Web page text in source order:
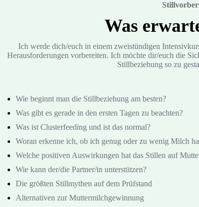
Was
Ich werde dich/euch in einem zweistündigen
Herausforderungen vorbereiten. Ich möchte dir/euch die
Stillbeziehung so zu
Wie beginnt man die Stillbeziehung am besten?
Was gibt es gerade in den ersten Tagen zu beachten?
Was ist Clusterfeeding und ist das normal?
Woran erkenne ich, ob ich genug oder zu wenig Milch
Welche positiven Auswirkungen hat das Stillen auf
Wie kann der/die Partner/in unterstützen?
Die größten Stillmythen auf dem Prüfstand
Alternativen zur Muttermilchgewinnung